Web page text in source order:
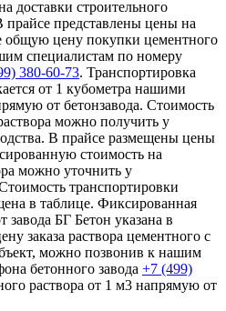
доставки строительного
представлены цены на
общую цену покупки цементного
специалистам по номеру
380-60-73. Транспортировка
от 1 кубометра нашими
от бетонзавода. Стоимость
можно получить у
В прайсе размещены цены
стоимость на
можно уточнить у
транспортировки
в таблице. Фиксированная
завода БГ Бетон указана в
заказа раствора цементного с
можно позвонив к нашим
бетонного завода +7 (499)
раствора от 1 м3 напрямую от